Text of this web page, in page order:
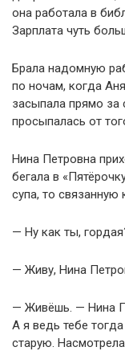
она работала в
Зарплата чуть
Брала надомную
по ночам, когда
засыпала прямо за
просыпалась от
Нина Петровна
бегала в
супа, то связанную
— Ну как ты,
— Живу, Нина
— Живёшь. — Нина
А я ведь тебе
старую.